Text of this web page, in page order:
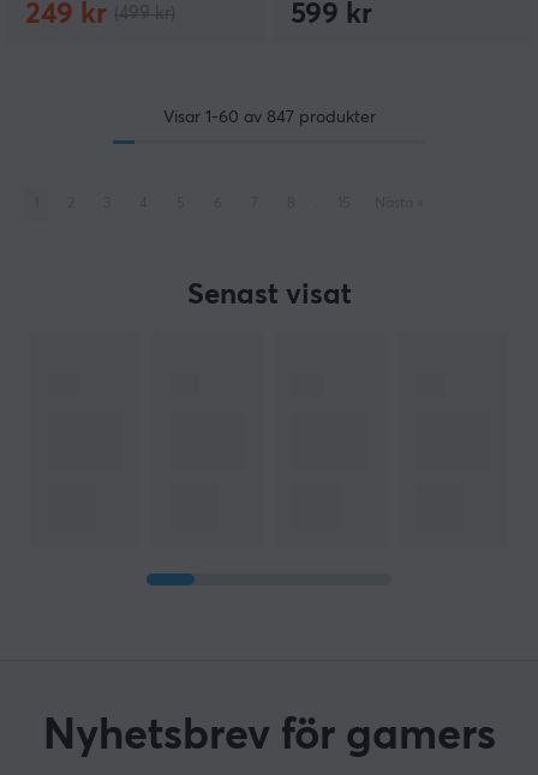
249 kr 599 kr
Visar 1-60 av 847 produkter
Senast visat
Nyhetsbrev för gamers